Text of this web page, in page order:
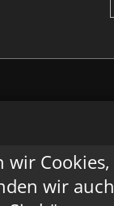
wir